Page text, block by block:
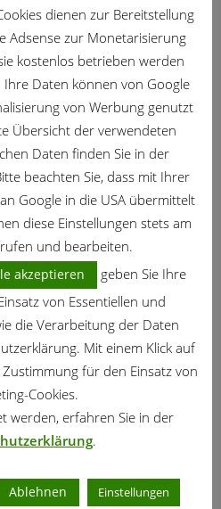
im August
im August
Gewürz
dienen zur Bereitstellung
Adsense zur Monetarisierung
kostenlos betrieben werden
Ihre Daten können von Google
von Werbung genutzt
Übersicht der verwendeten
Daten finden Sie in der
beachten Sie, dass mit Ihrer
Google in die USA übermittelt
diese Einstellungen stets am
und bearbeiten.
akzeptieren
geben Sie Ihre
von Essentiellen und
die Verarbeitung der Daten
Mit einem Klick auf
für den Einsatz von
Cookies.
werden, erfahren Sie in der
.
Ablehnen Einstellungen